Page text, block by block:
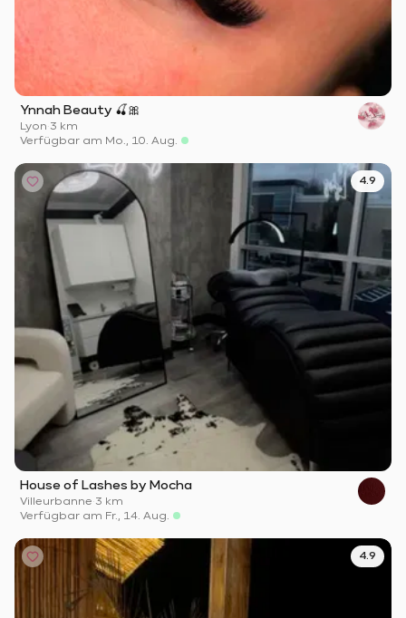
Ynnah Beauty 🍒🎀
Lyon·3 km
Verfügbar am Mo., 10. Aug.
4.9
House of Lashes by Mocha
Villeurbanne·3 km
Verfügbar am Fr., 14. Aug.
4.9